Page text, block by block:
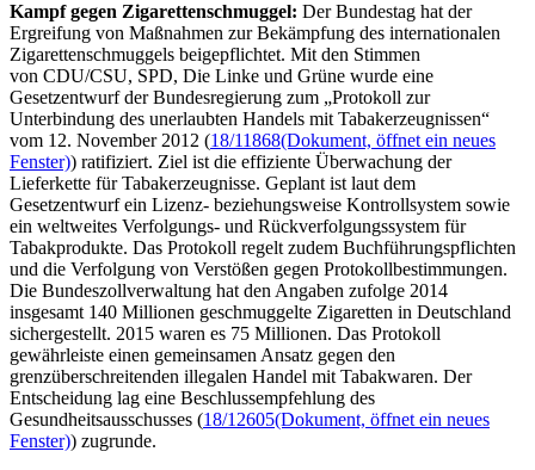
Kampf gegen Zigarettenschmuggel: Der Bundestag hat der
Ergreifung von Maßnahmen zur Bekämpfung des internationalen
Zigarettenschmuggels beigepflichtet. Mit den Stimmen
von CDU/CSU, SPD, Die Linke und Grüne wurde eine
Gesetzentwurf der Bundesregierung zum „Protokoll zur
Unterbindung des unerlaubten Handels mit Tabakerzeugnissen“
vom 12. November 2012 (18/11868(Dokument, öffnet ein neues
Fenster)) ratifiziert. Ziel ist die effiziente Überwachung der
Lieferkette für Tabakerzeugnisse. Geplant ist laut dem
Gesetzentwurf ein Lizenz- beziehungsweise Kontrollsystem sowie
ein weltweites Verfolgungs- und Rückverfolgungssystem für
Tabakprodukte. Das Protokoll regelt zudem Buchführungspflichten
und die Verfolgung von Verstößen gegen Protokollbestimmungen.
Die Bundeszollverwaltung hat den Angaben zufolge 2014
insgesamt 140 Millionen geschmuggelte Zigaretten in Deutschland
sichergestellt. 2015 waren es 75 Millionen. Das Protokoll
gewährleiste einen gemeinsamen Ansatz gegen den
grenzüberschreitenden illegalen Handel mit Tabakwaren. Der
Entscheidung lag eine Beschlussempfehlung des
Gesundheitsausschusses (18/12605(Dokument, öffnet ein neues
Fenster)) zugrunde.